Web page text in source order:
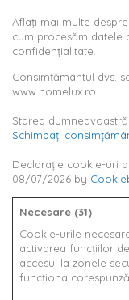
Aflați mai multe
cum procesăm datele
confidențialitate.
Consimţământul dvs.
www.homelux.ro
Starea
Schimbați
Declaraţie cookie-uri
08/07/2026 by
Necesare (31)
Cookie-urile
activarea funcţiilor
accesul la zonele
funcţiona